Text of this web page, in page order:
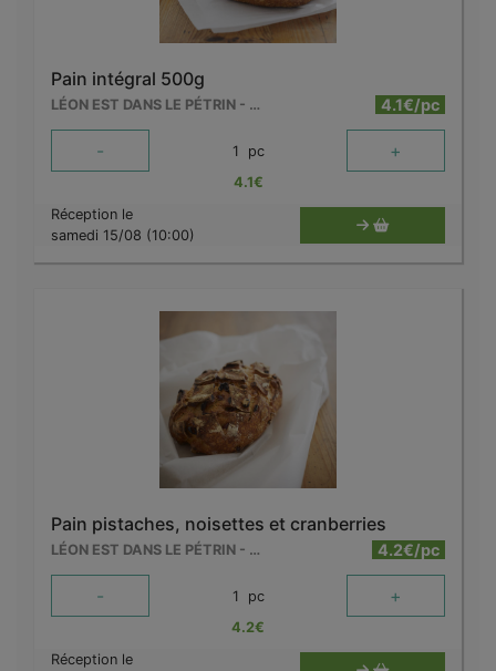
Pain intégral 500g
LÉON EST DANS LE PÉTRIN - MOUSCRON 4.1€/pc
- 1 pc +
4.1€
Réception le
samedi 15/08 (10:00)
Pain pistaches, noisettes et cranberries
LÉON EST DANS LE PÉTRIN - MOUSCRON 4.2€/pc
- 1 pc +
4.2€
Réception le